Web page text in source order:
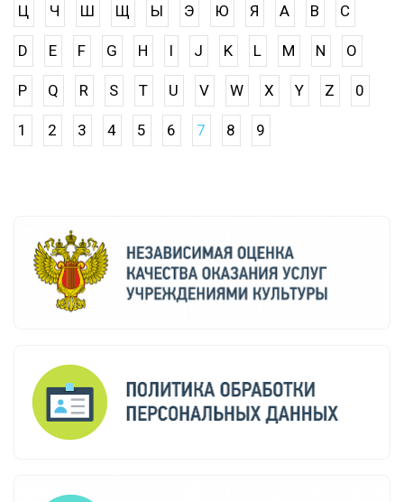
Ц Ч Ш Щ Ы Э Ю Я A B C
D E F G H I J K L M N O
P Q R S T U V W X Y Z 0
1 2 3 4 5 6 7 8 9